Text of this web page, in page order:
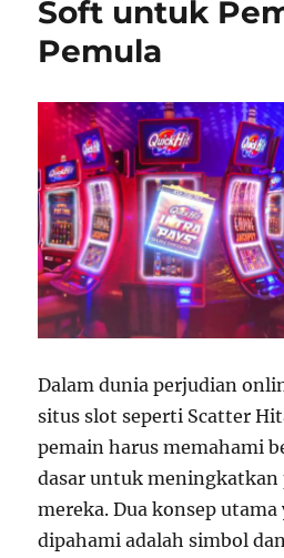
Soft untuk
Pemula
Dalam dunia perjudian
situs slot seperti Scatter
pemain harus memahami
dasar untuk meningkatkan
mereka. Dua konsep utama
dipahami adalah simbol